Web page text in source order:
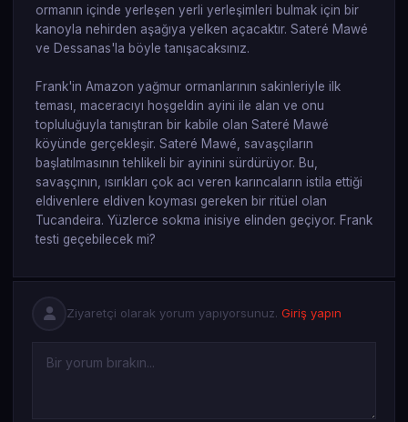
ormanın içinde yerleşen yerli yerleşimleri bulmak için bir
kanoyla nehirden aşağıya yelken açacaktır. Sateré Mawé
ve Dessanas'la böyle tanışacaksınız.
Frank'in Amazon yağmur ormanlarının sakinleriyle ilk
teması, maceracıyı hoşgeldin ayini ile alan ve onu
topluluğuyla tanıştıran bir kabile olan Sateré Mawé
köyünde gerçekleşir. Sateré Mawé, savaşçıların
başlatılmasının tehlikeli bir ayinini sürdürüyor. Bu,
savaşçının, ısırıkları çok acı veren karıncaların istila ettiği
eldivenlere eldiven koyması gereken bir ritüel olan
Tucandeira. Yüzlerce sokma inisiye elinden geçiyor. Frank
testi geçebilecek mi?
Ziyaretçi olarak yorum yapıyorsunuz. Giriş yapın